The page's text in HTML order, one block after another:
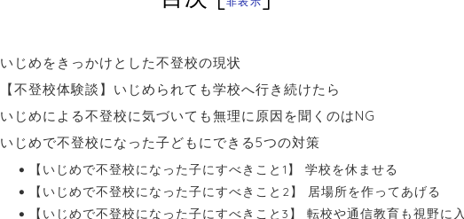
いじめをきっかけとした不登校の現状
【不登校体験談】いじめられても学校へ行き続けたら
いじめによる不登校に気づいても無理に原因を聞くのはNG
いじめで不登校になった子どもにできる5つの対策
【いじめで不登校になった子にすべきこと1】 学校を休ませる
【いじめで不登校になった子にすべきこと2】 居場所を作ってあげる
【いじめで不登校になった子にすべきこと3】 転校や通信教育も視野に入